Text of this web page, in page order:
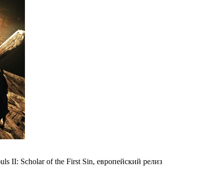
II: Scholar of the First Sin, европейский релиз